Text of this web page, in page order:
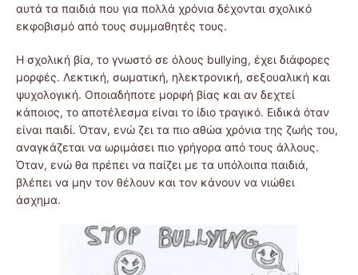
αυτά τα παιδιά που για πολλά χρόνια δέχονται σχολικό
εκφοβισμό από τους συμμαθητές τους.
Η σχολική βία, το γνωστό σε όλους bullying, έχει διάφορες
μορφές. Λεκτική, σωματική, ηλεκτρονική, σεξουαλική και
ψυχολογική. Οποιαδήποτε μορφή βίας και αν δεχτεί
κάποιος, το αποτέλεσμα είναι το ίδιο τραγικό. Ειδικά όταν
είναι παιδί. Όταν, ενώ ζει τα πιο αθώα χρόνια της ζωής του,
αναγκάζεται να ωριμάσει πιο γρήγορα από τους άλλους.
Όταν, ενώ θα πρέπει να παίζει με τα υπόλοιπα παιδιά,
βλέπει να μην τον θέλουν και τον κάνουν να νιώθει
άσχημα.